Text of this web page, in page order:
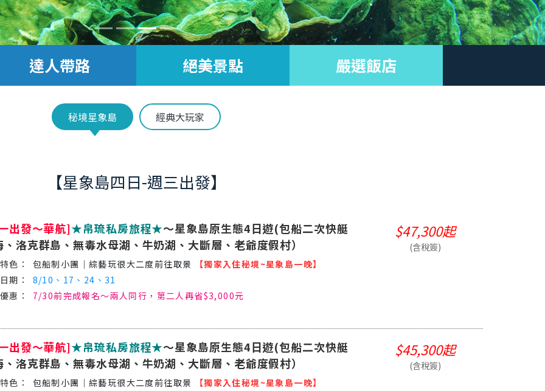
達人帶路 絕美景點 嚴選飯店
秘境星象島 經典大玩家
【星象島四日-週三出發】
出發～華航]★帛琉私房旅程★～星象島原生態4日遊(包船二次快艇
、洛克群島、無毒水母湖、牛奶湖、大斷層、老爺度假村）
包船制小團│綜藝玩很大二度前往取景
【獨家入住秘境~星象島一晚】
8/10、17、24、31
7/30前完成報名～兩人同行，第二人再省$3,000元
$47,300起
(含稅簽)
出發～華航]★帛琉私房旅程★～星象島原生態4日遊(包船二次快艇
、洛克群島、無毒水母湖、牛奶湖、大斷層、老爺度假村）
包船制小團│綜藝玩很大二度前往取景
【獨家入住秘境~星象島一晚】
$45,300起
(含稅簽)